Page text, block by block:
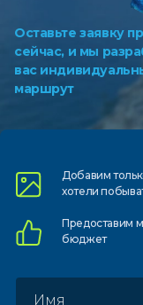
Оставьте заявку
сейчас, и мы
вас
маршрут
Добавим
хотели
Предоставим
бюджет